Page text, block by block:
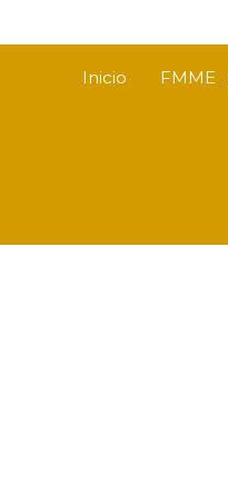
Inicio FMME